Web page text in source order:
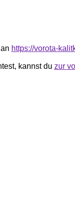
https://vorota-
kannst du zur